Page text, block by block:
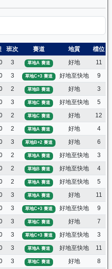
班次 賽道 地質 檔位
3 草地A 賽道 好地 11
3 草地C+3 賽道 好地至快地 9
2 草地B 賽道 好地 3
3 草地C 賽道 好地至快地 5
2 草地C 賽道 好地 12
2 草地A 賽道 好地 4
3 草地B+2 賽道 好地 6
2 草地A 賽道 好地至快地 3
2 草地B 賽道 好地至快地 4
2 草地A 賽道 好地至快地 5
3 草地A 賽道 好地 11
3 草地C+3 賽道 好地至快地 9
3 草地C 賽道 好地 7
3 草地C+3 賽道 好地至快地 3
3 草地A 賽道 好地至快地 11
3 草地C 賽道 好地 8